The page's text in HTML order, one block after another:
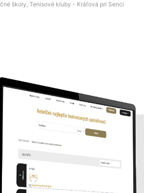
školy, Tenisové kluby - Kráľová pri Senci